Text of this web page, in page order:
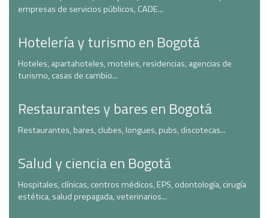
empresas de servicios públicos, CADE...
Hotelería y turismo en Bogotá
Hoteles, apartahoteles, moteles, residencias, agencias de
turismo, casas de cambio...
Restaurantes y bares en Bogotá
Restaurantes, bares, clubes, longues, pubs, discotecas...
Salud y ciencia en Bogotá
Hospitales, clínicas, centros médicos, EPS, odontología, cirugía
estética, salud prepagada, veterinarios...